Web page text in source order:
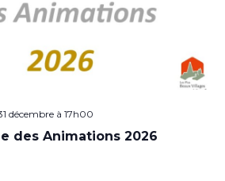
décembre à 17h00
des Animations 2026